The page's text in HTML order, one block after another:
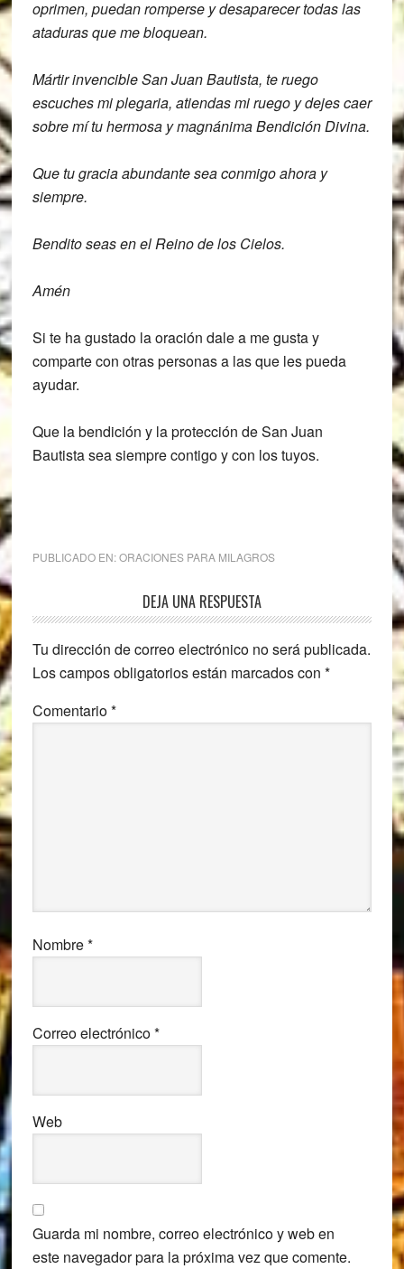
oprimen, puedanromperse y desaparecer todas las
ataduras que me bloquean.
Mártir invencible San Juan Bautista, teruego
escuches mi plegaria, atiendas mi ruego y dejes caer
sobre mítu hermosa y magnánima Bendición Divina.
Que tu gracia abundante sea conmigoahora y
siempre.
Bendito seas en el Reinode los Cielos.
Amén
Si te ha gustado la oración dale a me gusta y
comparte con otras personas a las que les pueda
ayudar.
Que la bendición y la protección de San Juan
Bautista sea siempre contigo y con los tuyos.
PUBLICADO EN:ORACIONES PARA MILAGROS
Interacciones
con
los
lectores
DEJA UNA RESPUESTA
Tu dirección de correo electrónico no será publicada.
Los campos obligatorios están marcados con *
Comentario*
Nombre*
Correo electrónico*
Web
Guarda mi nombre, correo electrónico y web en
este navegador para la próxima vez que comente.